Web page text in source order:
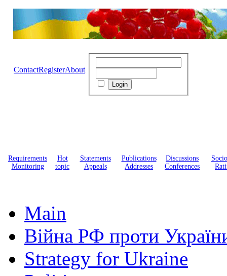
ContactRegisterAbout
Requirements
Monitoring
Hot
topic
Statements
Appeals
Publications
Addresses
Discussions
Conferences
Main
Війна РФ проти
Strategy for Ukraine